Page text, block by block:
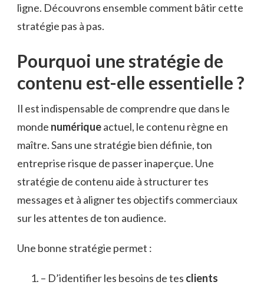
ligne. Découvrons ensemble comment bâtir cette
stratégie pas à pas.
Pourquoi une stratégie de
contenu est-elle essentielle ?
Il est indispensable de comprendre que dans le
monde numériqueactuel, le contenu règne en
maître. Sans une stratégie bien définie, ton
entreprise risque de passer inaperçue. Une
stratégie de contenu aide à structurer tes
messages et à aligner tes objectifs commerciaux
sur les attentes de ton audience.
Une bonne stratégie permet :
– D’identifier les besoins de tes clients